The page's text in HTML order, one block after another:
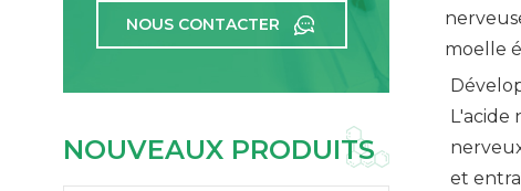
moelle
et
NOUS CONTACTER
NOUVEAUX PRODUITS